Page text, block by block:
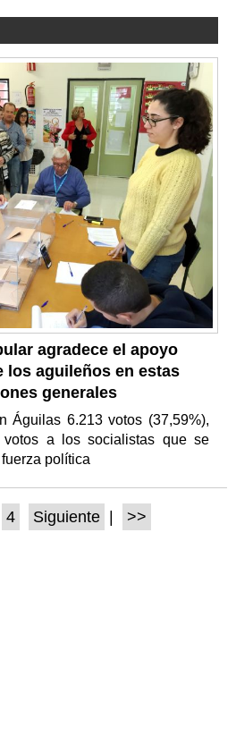
agradece el apoyo
los aguileños en estas
generales
Águilas 6.213 votos (37,59%),
votos a los socialistas que se
política
4 Siguiente | >>